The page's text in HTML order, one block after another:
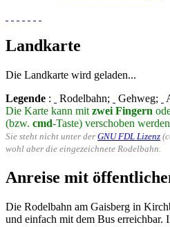
Landkarte
Die Landkarte wird geladen...
Legende : Rodelbahn; Gehweg;
Die Karte kann mit zwei Fingern
(bzw. cmd-Taste) verschoben
Sie steht nicht unter der GNU FDL Lizenz
wohl aber die eingezeichnete Rodelbahn.
Anreise mit
Die Rodelbahn am Gaisberg in
und einfach mit dem Bus